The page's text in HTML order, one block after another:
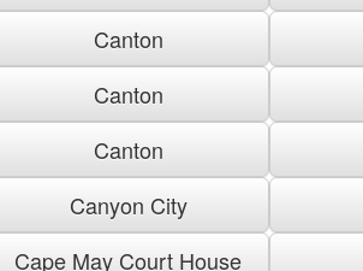
Canton
Canton
Canton
Canyon City
Cape May Court House